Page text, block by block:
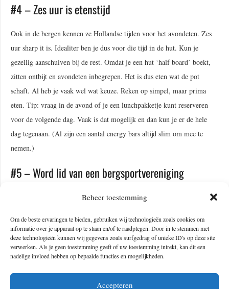
Beheer toestemming
Om de beste ervaringen te bieden, gebruiken wij technologieën zoals cookies om
informatie over je apparaat op te slaan en/of te raadplegen. Door in te stemmen met
deze technologieën kunnen wij gegevens zoals surfgedrag of unieke ID's op deze site
verwerken. Als je geen toestemming geeft of uw toestemming intrekt, kan dit een
nadelige invloed hebben op bepaalde functies en mogelijkheden.
Accepteren
#4 – Zes uur is etenstijd
Ook in de bergen kennen ze Hollandse tijden voor het avondeten. Zes
uur sharp it is. Idealiter ben je dus voor die tijd in de hut. Kun je
gezellig aanschuiven bij de rest. Omdat je een hut ‘half board’ boekt,
zitten ontbijt en avondeten inbegrepen. Het is dus eten wat de pot
schaft. Al heb je vaak wel wat keuze. Reken op simpel, maar prima
eten. Tip: vraag in de avond of je een lunchpakketje kunt reserveren
voor de volgende dag. Vaak is dat mogelijk en dan kun je er de hele
dag tegenaan. (Al zijn een aantal energy bars altijd slim om mee te
nemen.)
#5 – Word lid van een bergsportvereniging
Als lid van een officiële bergsportvereniging kun je voordelig eten in
Daarnaast krijg je, op vertoon van je ledenpas, tot wel 50% korting op
je overnachting in een hele hoop hutten. Het enige dat je hoeft te doen,
is bij je reservering doorgeven dat je lid bent van een
doen. Zeker in het hoogseizoen kunnen de hutten bomvol zijn.